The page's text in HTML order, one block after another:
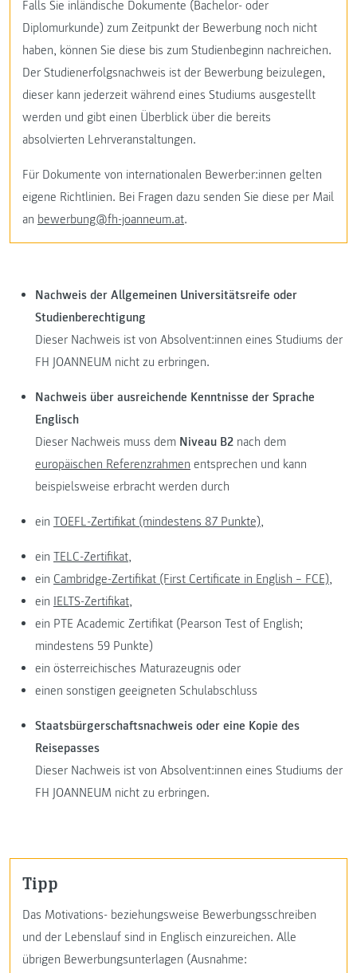
Falls Sie inländische Dokumente (Bachelor- oder
Diplomurkunde) zum Zeitpunkt der Bewerbung noch nicht
haben, können Sie diese bis zum Studienbeginn nachreichen.
Der Studienerfolgsnachweis ist der Bewerbung beizulegen,
dieser kann jederzeit während eines Studiums ausgestellt
werden und gibt einen Überblick über die bereits
absolvierten Lehrveranstaltungen.
Für Dokumente von internationalen Bewerber:innen gelten
eigene Richtlinien. Bei Fragen dazu senden Sie diese per Mail
an bewerbung@fh-joanneum.at.
Nachweis der Allgemeinen Universitätsreife oder
Studienberechtigung
Dieser Nachweis ist von Absolvent:innen eines Studiums der
FH JOANNEUM nicht zu erbringen.
Nachweis über ausreichende Kenntnisse der Sprache
Englisch
Dieser Nachweis muss dem Niveau B2 nach dem
europäischen Referenzrahmen entsprechen und kann
beispielsweise erbracht werden durch
ein TOEFL-Zertifikat (mindestens 87 Punkte),
ein TELC-Zertifikat,
ein Cambridge-Zertifikat (First Certificate in English – FCE),
ein IELTS-Zertifikat,
ein PTE Academic Zertifikat (Pearson Test of English;
mindestens 59 Punkte)
ein österreichisches Maturazeugnis oder
einen sonstigen geeigneten Schulabschluss
Staatsbürgerschaftsnachweis oder eine Kopie des
Reisepasses
Dieser Nachweis ist von Absolvent:innen eines Studiums der
FH JOANNEUM nicht zu erbringen.
Tipp
Das Motivations- beziehungsweise Bewerbungsschreiben
und der Lebenslauf sind in Englisch einzureichen. Alle
übrigen Bewerbungsunterlagen (Ausnahme: